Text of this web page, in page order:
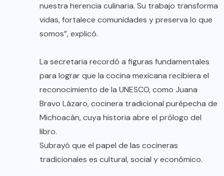
nuestra herencia culinaria. Su trabajo transforma
vidas, fortalece comunidades y preserva lo que
somos”, explicó.
La secretaria recordó a figuras fundamentales
para lograr que la cocina mexicana recibiera el
reconocimiento de la UNESCO, como Juana
Bravo Lázaro, cocinera tradicional purépecha de
Michoacán, cuya historia abre el prólogo del
libro.
Subrayó que el papel de las cocineras
tradicionales es cultural, social y económico.